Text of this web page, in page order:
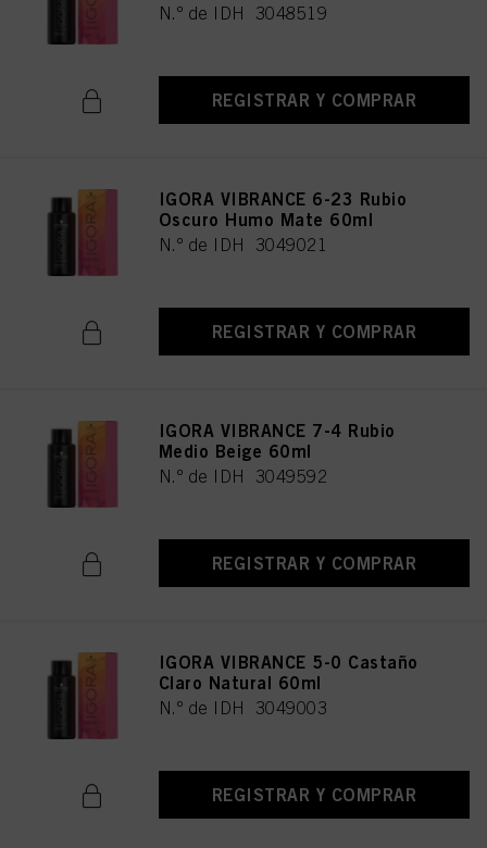
N.º de IDH 3048519
REGISTRAR Y COMPRAR
IGORA VIBRANCE 6-23 Rubio
Oscuro Humo Mate 60ml
N.º de IDH 3049021
REGISTRAR Y COMPRAR
IGORA VIBRANCE 7-4 Rubio
Medio Beige 60ml
N.º de IDH 3049592
REGISTRAR Y COMPRAR
IGORA VIBRANCE 5-0 Castaño
Claro Natural 60ml
N.º de IDH 3049003
REGISTRAR Y COMPRAR